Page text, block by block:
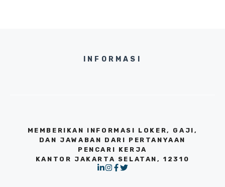
INFORMASI
MEMBERIKAN INFORMASI LOKER, GAJI,
DAN JAWABAN DARI PERTANYAAN
PENCARI KERJA
KANTOR JAKARTA SELATAN, 12310